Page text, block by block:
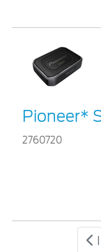
Pioneer*
2760720